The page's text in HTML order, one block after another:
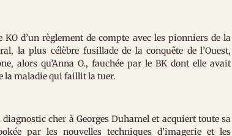
d’un règlement de compte avec les pionniers de la
la plus célèbre fusillade de la conquête de l’Ouest,
alors qu’Anna O., fauchée par le BK dont elle avait
la maladie qui faillit la tuer.
cher à Georges Duhamel et acquiert toute sa
par les nouvelles techniques d’imagerie et les